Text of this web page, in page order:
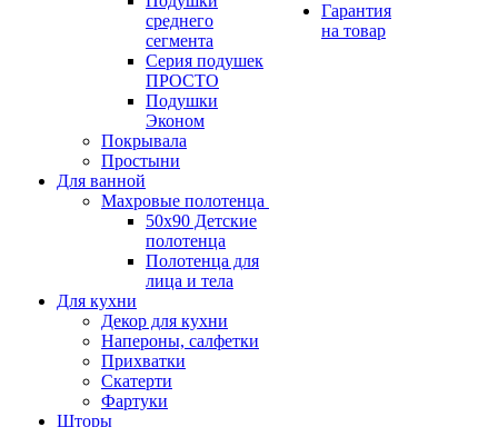
среднего
сегмента
Серия подушек
ПРОСТО
Подушки
Эконом
Покрывала
Простыни
Для ванной
Махровые полотенца
50х90 Детские
полотенца
Полотенца для
лица и тела
Для кухни
Декор для кухни
Напероны, салфетки
Прихватки
Скатерти
Фартуки
Шторы
Гарантия
на товар